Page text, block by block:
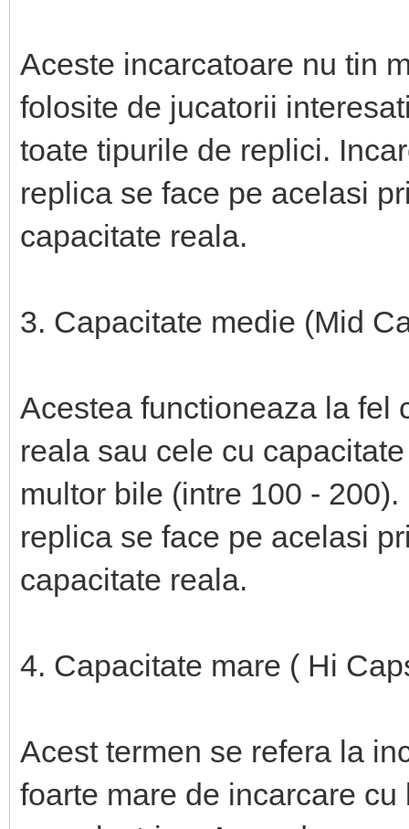
Aceste incarcatoare nu tin
folosite de jucatorii
toate tipurile de replici.
replica se face pe acelasi
capacitate reala.
3. Capacitate medie (Mid
Acestea functioneaza la fel
reala sau cele cu
multor bile (intre 100 -
replica se face pe acelasi
capacitate reala.
4. Capacitate mare ( Hi
Acest termen se refera la
foarte mare de incarcare